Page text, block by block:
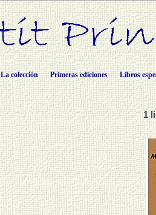
La colección Primeras ediciones Libros
1